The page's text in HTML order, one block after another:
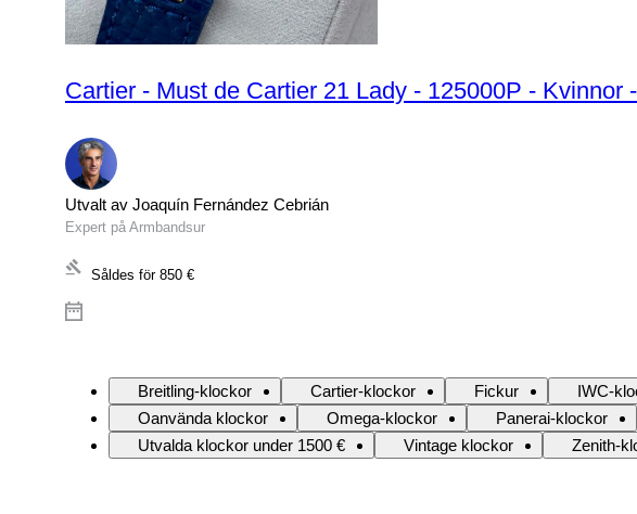
Cartier - Must de Cartier 21 Lady - 125000P - Kvinnor
Utvalt av Joaquín Fernández Cebrián
Expert på Armbandsur
Såldes för 850 €
Breitling-klockor Cartier-klockor Fickur IWC-
Oanvända klockor
Omega-klockor Panerai-klockor
Utvalda klockor under 1500 €
Vintage klockor Zenith-